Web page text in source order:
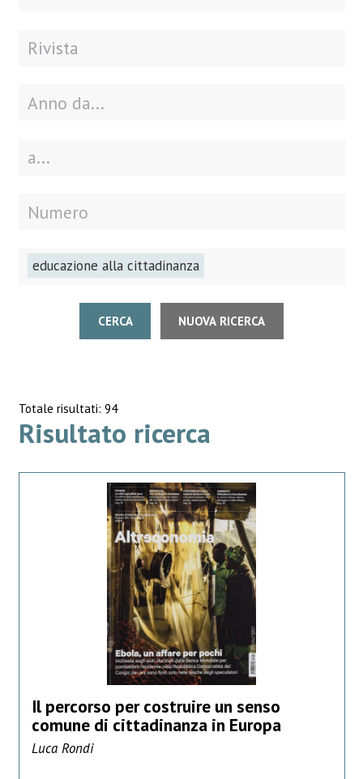
educazione alla cittadinanza
CERCA NUOVA RICERCA
Totale risultati: 94
Risultato ricerca
Il percorso per costruire un senso
comune di cittadinanza in Europa
Luca Rondi